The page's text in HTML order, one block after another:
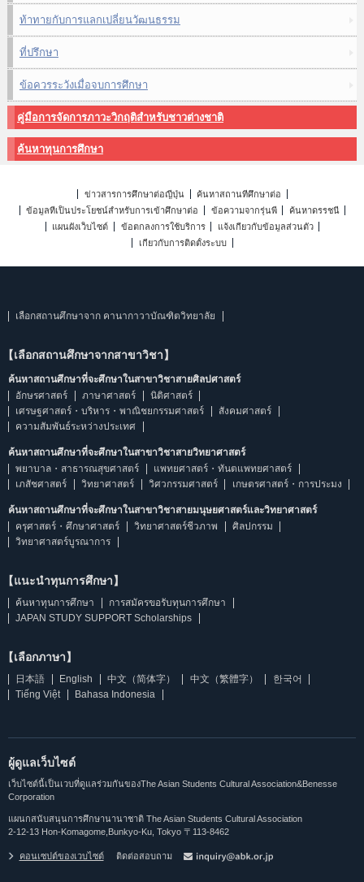
ท้าทายกับการแลกเปลี่ยนวัฒนธรรม
ที่ปรึกษา
ข้อควรระวังเมื่อจบการศึกษา
คู่มือการจัดการภาวะวิกฤติสำหรับชาวต่างชาติ
ค้นหาทุนการศึกษา
ข่าวสารการศึกษาต่อญี่ปุ่น
ค้นหาสถานที่ศึกษาต่อ
ข้อมูลที่เป็นประโยชน์สำหรับการเข้าศึกษาต่อ
ข้อความจากรุ่นพี่
ค้นหาดรรชนี
แผนผังเว็บไซต์
ข้อตกลงการใช้บริการ
แจ้งเกี่ยวกับข้อมูลส่วนตัว
เกี่ยวกับการติดตั้งระบบ
เลือกสถานศึกษาจาก คานากาวาบัณฑิตวิทยาลัย
【เลือกสถานศึกษาจากสาขาวิชา】
ค้นหาสถานศึกษาที่จะศึกษาในสาขาวิชาสายศิลปศาสตร์
อักษรศาสตร์
ภาษาศาสตร์
นิติศาสตร์
เศรษฐศาสตร์・บริหาร・พาณิชยกรรมศาสตร์
สังคมศาสตร์
ความสัมพันธ์ระหว่างประเทศ
ค้นหาสถานศึกษาที่จะศึกษาในสาขาวิชาสายวิทยาศาสตร์
พยาบาล・สาธารณสุขศาสตร์
แพทยศาสตร์・ทันตแพทยศาสตร์
เภสัชศาสตร์
วิทยาศาสตร์ วิศวกรรมศาสตร์ เกษตรศาสตร์・การประมง
ค้นหาสถานศึกษาที่จะศึกษาในสาขาวิชาสายมนุษยศาสตร์และวิทยาศาสตร์
ครุศาสตร์・ศึกษาศาสตร์
วิทยาศาสตร์ชีวภาพ
ศิลปกรรม
วิทยาศาสตร์บูรณาการ
【แนะนำทุนการศึกษา】
ค้นหาทุนการศึกษา
การสมัครขอรับทุนการศึกษา
JAPAN STUDY SUPPORT Scholarships
【เลือกภาษา】
日本語 English 中文（简体字） 中文（繁體字）
한국어
Tiếng Việt
Bahasa Indonesia
ผู้ดูแลเว็บไซต์
เว็บไซต์นี้เป็นเวบที่ดูแลร่วมกันของThe Asian Students Cultural Association&Benesse
Corporation
แผนกสนับสนุนการศึกษานานาชาติ The Asian Students Cultural Association
2-12-13 Hon-Komagome,Bunkyo-Ku, Tokyo 〒113-8462
คอนเซปต์ของเวบไซต์ ติดต่อสอบถาม